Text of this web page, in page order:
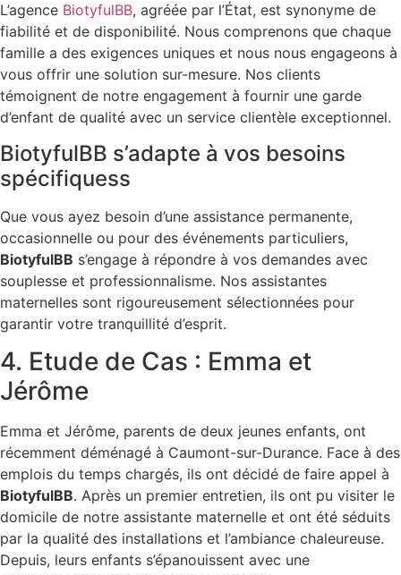
L’agence BiotyfulBB, agréée par l’État, est synonyme de
fiabilité et de disponibilité. Nous comprenons que chaque
famille a des exigences uniques et nous nous engageons à
vous offrir une solution sur-mesure. Nos clients
témoignent de notre engagement à fournir une garde
d’enfant de qualité avec un service clientèle exceptionnel.
BiotyfulBB s’adapte à vos besoins
spécifiquess
Que vous ayez besoin d’une assistance permanente,
occasionnelle ou pour des événements particuliers,
BiotyfulBB s’engage à répondre à vos demandes avec
souplesse et professionnalisme. Nos assistantes
maternelles sont rigoureusement sélectionnées pour
garantir votre tranquillité d’esprit.
4. Etude de Cas : Emma et
Jérôme
Emma et Jérôme, parents de deux jeunes enfants, ont
récemment déménagé à Caumont-sur-Durance. Face à des
emplois du temps chargés, ils ont décidé de faire appel à
BiotyfulBB. Après un premier entretien, ils ont pu visiter le
domicile de notre assistante maternelle et ont été séduits
par la qualité des installations et l’ambiance chaleureuse.
Depuis, leurs enfants s’épanouissent avec une